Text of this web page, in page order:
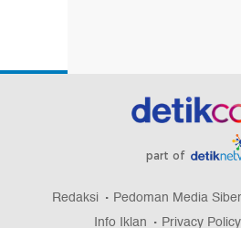
part of
Redaksi Pedoman Media Siber
Info Iklan
Privacy Policy